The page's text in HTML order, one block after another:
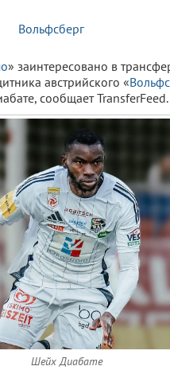
Вольфсберг
» заинтересовано в
австрийского «
сообщает TransferFeed.
Шейх Диабате